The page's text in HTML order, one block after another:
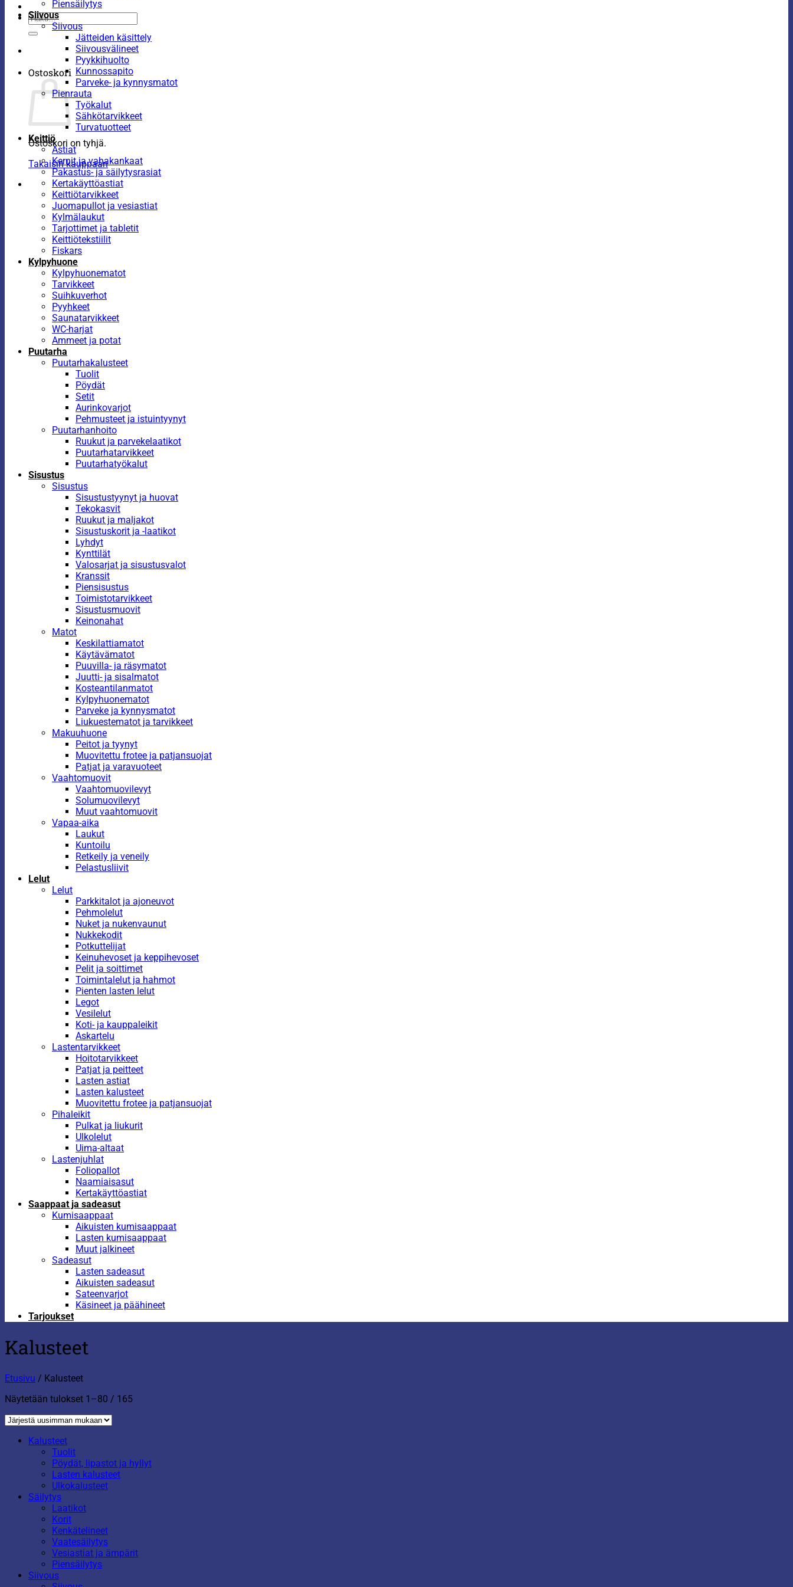
Etsi:
Ostoskori
Ostoskori on tyhjä.
Takaisin kauppaan
Piensäilytys
Siivous
Siivous
Jätteiden käsittely
Siivousvälineet
Pyykkihuolto
Kunnossapito
Parveke- ja kynnysmatot
Pienrauta
Työkalut
Sähkötarvikkeet
Turvatuotteet
Keittiö
Astiat
Kernit ja vahakankaat
Pakastus- ja säilytysrasiat
Kertakäyttöastiat
Keittiötarvikkeet
Juomapullot ja vesiastiat
Kylmälaukut
Tarjottimet ja tabletit
Keittiötekstiilit
Fiskars
Kylpyhuone
Kylpyhuonematot
Tarvikkeet
Suihkuverhot
Pyyhkeet
Saunatarvikkeet
WC-harjat
Ammeet ja potat
Puutarha
Puutarhakalusteet
Tuolit
Pöydät
Setit
Aurinkovarjot
Pehmusteet ja istuintyynyt
Puutarhanhoito
Ruukut ja parvekelaatikot
Puutarhatarvikkeet
Puutarhatyökalut
Sisustus
Sisustus
Sisustustyynyt ja huovat
Tekokasvit
Ruukut ja maljakot
Sisustuskorit ja -laatikot
Lyhdyt
Kynttilät
Valosarjat ja sisustusvalot
Kranssit
Piensisustus
Toimistotarvikkeet
Sisustusmuovit
Keinonahat
Matot
Keskilattiamatot
Käytävämatot
Puuvilla- ja räsymatot
Juutti- ja sisalmatot
Kosteantilanmatot
Kylpyhuonematot
Parveke ja kynnysmatot
Liukuestematot ja tarvikkeet
Makuuhuone
Peitot ja tyynyt
Muovitettu frotee ja patjansuojat
Patjat ja varavuoteet
Vaahtomuovit
Vaahtomuovilevyt
Solumuovilevyt
Muut vaahtomuovit
Vapaa-aika
Laukut
Kuntoilu
Retkeily ja veneily
Pelastusliivit
Lelut
Lelut
Parkkitalot ja ajoneuvot
Pehmolelut
Nuket ja nukenvaunut
Nukkekodit
Potkuttelijat
Keinuhevoset ja keppihevoset
Pelit ja soittimet
Toimintalelut ja hahmot
Pienten lasten lelut
Legot
Vesilelut
Koti- ja kauppaleikit
Askartelu
Lastentarvikkeet
Hoitotarvikkeet
Patjat ja peitteet
Lasten astiat
Lasten kalusteet
Muovitettu frotee ja patjansuojat
Pihaleikit
Pulkat ja liukurit
Ulkolelut
Uima-altaat
Lastenjuhlat
Foliopallot
Naamiaisasut
Kertakäyttöastiat
Saappaat ja sadeasut
Kumisaappaat
Aikuisten kumisaappaat
Lasten kumisaappaat
Muut jalkineet
Sadeasut
Lasten sadeasut
Aikuisten sadeasut
Sateenvarjot
Käsineet ja päähineet
Tarjoukset
Kalusteet
Etusivu / Kalusteet
Näytetään tulokset 1–80 / 165Sorted
Kalusteet
Tuolit
Pöydät, lipastot ja hyllyt
Lasten kalusteet
Ulkokalusteet
Säilytys
Laatikot
Korit
Kenkätelineet
Vaatesäilytys
Vesiastiat ja ämpärit
Piensäilytys
Siivous